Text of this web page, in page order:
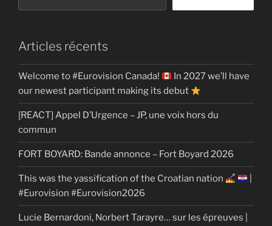
Articles récents
Welcome to #Eurovision Canada!
In 2027 we’ll have
our newest participant making its debut
[REACT] Appel D’Urgence – JP, une voix hors du
commun
FORT BOYARD: Bande annonce – Fort Boyard 2026
This was the yassification of the Croatian nation
#Eurovision #Eurovision2026
Lucie Bernardoni, Norbert Tarayre… sur les épreuves |